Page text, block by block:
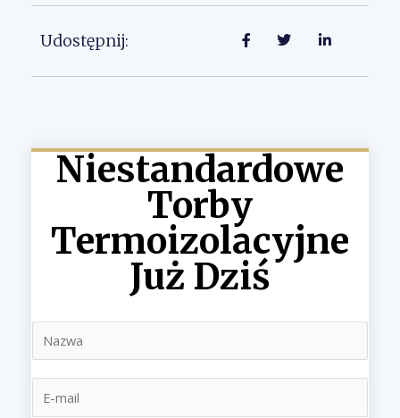
Udostępnij:
Niestandardowe
Torby
Termoizolacyjne
Już Dziś